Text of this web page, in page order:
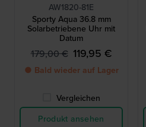
AW1820-81E
Sporty Aqua 36.8 mm
Solarbetriebene Uhr mit
Datum
179,00 € 119,95 €
● Bald wieder auf Lager
Vergleichen
Produkt ansehen